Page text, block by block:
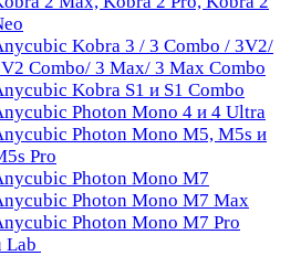
Kobra 3 / 3 Combo / 3V2/
Combo/ 3 Max/ 3 Max Combo
Kobra S1 и S1 Combo
Photon Mono 4 и 4 Ultra
Photon Mono M5, M5s и
Pro
Photon Mono M7
Photon Mono M7 Max
Photon Mono M7 Pro
Lab